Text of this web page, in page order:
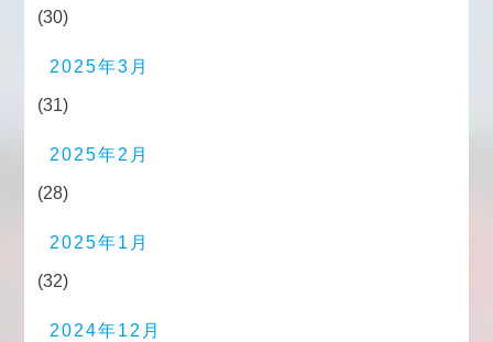
(30)
2025年3月
(31)
2025年2月
(28)
2025年1月
(32)
2024年12月